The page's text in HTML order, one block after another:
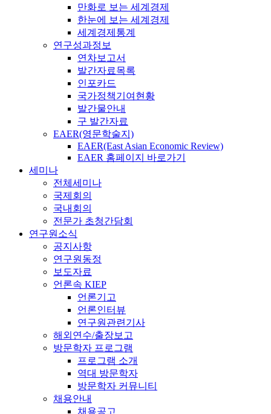
만화로 보는 세계경제
한눈에 보는 세계경제
세계경제통계
연구성과정보
연차보고서
발간자료목록
인포카드
국가정책기여현황
발간물안내
구 발간자료
EAER(영문학술지)
EAER(East Asian Economic Review)
EAER 홈페이지 바로가기
세미나
전체세미나
국제회의
국내회의
전문가 초청간담회
연구원소식
공지사항
연구원동정
보도자료
언론속 KIEP
언론기고
언론인터뷰
연구원관련기사
해외연수/출장보고
방문학자 프로그램
프로그램 소개
역대 방문학자
방문학자 커뮤니티
채용안내
채용공고